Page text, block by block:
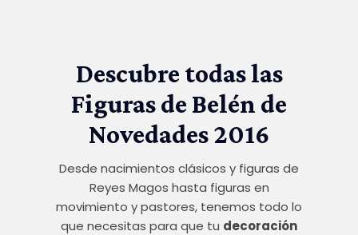
Descubre todas las
Figuras de Belén de
Novedades 2016
Desde nacimientos clásicos y figuras de
Reyes Magos hasta figuras en
movimiento y pastores, tenemos todo lo
que necesitas para que tu decoración